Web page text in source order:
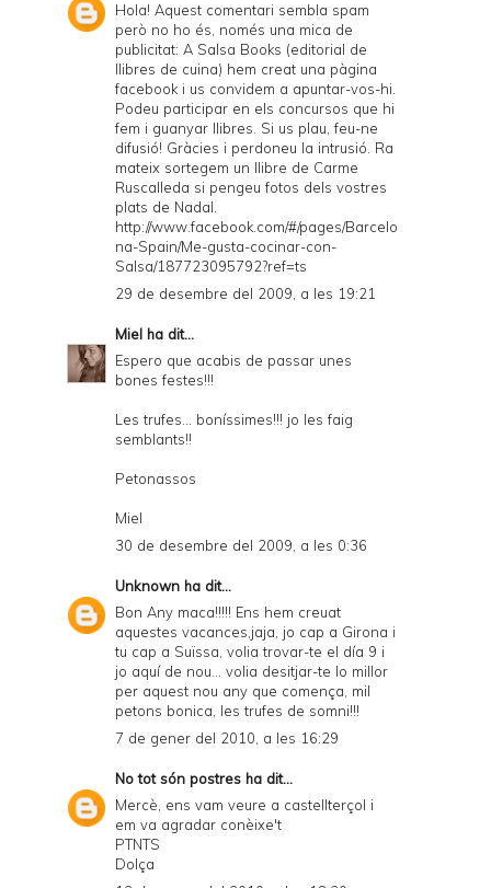
Hola! Aquest comentari sembla spam
però no ho és, només una mica de
publicitat: A Salsa Books (editorial de
llibres de cuina) hem creat una pàgina
facebook i us convidem a apuntar-vos-hi.
Podeu participar en els concursos que hi
fem i guanyar llibres. Si us plau, feu-ne
difusió! Gràcies i perdoneu la intrusió. Ra
mateix sortegem un llibre de Carme
Ruscalleda si pengeu fotos dels vostres
plats de Nadal.
http://www.facebook.com/#/pages/Barcelo
na-Spain/Me-gusta-cocinar-con-
Salsa/187723095792?ref=ts
29 de desembre del 2009, a les 19:21
Miel ha dit...
Espero que acabis de passar unes
bones festes!!!
Les trufes... boníssimes!!! jo les faig
semblants!!
Petonassos
Miel
30 de desembre del 2009, a les 0:36
Unknown ha dit...
Bon Any maca!!!!! Ens hem creuat
aquestes vacances,jaja, jo cap a Girona i
tu cap a Suïssa, volia trovar-te el día 9 i
jo aquí de nou... volia desitjar-te lo millor
per aquest nou any que comença, mil
petons bonica, les trufes de somni!!!
7 de gener del 2010, a les 16:29
No tot són postres ha dit...
Mercè, ens vam veure a castellterçol i
em va agradar conèixe't
PTNTS
Dolça